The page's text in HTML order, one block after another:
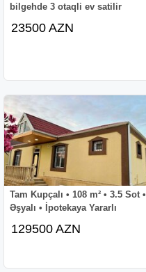
bilgehde 3 otaqli ev satilir
23500 AZN
Tam Kupçalı • 108 m² • 3.5 Sot •
Əşyalı • İpotekaya Yararlı
129500 AZN